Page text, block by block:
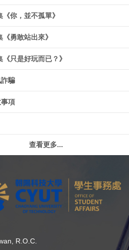
你，並不孤單》
勇敢站出來》
只是好玩而已？》
詐騙
項
查看更多...
R.O.C.